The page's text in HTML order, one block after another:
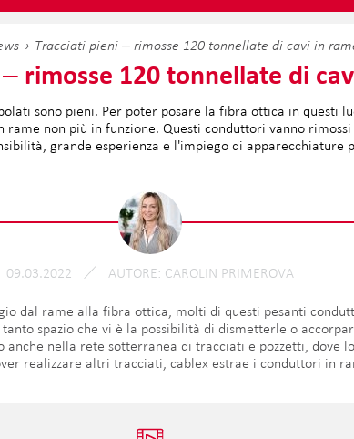
Tracciati pieni ‒ rimosse 120 tonnellate di cavi in
rimosse 120 tonnellate di
sono pieni. Per poter posare la fibra ottica in questi
rame non più in funzione. Questi conduttori vanno
grande esperienza e l'impiego di apparecchiature
09.03.2022 AUTORE CAROLIN PRIMEROVA
dal rame alla fibra ottica, molti di questi pesanti
spazio che vi è la possibilità di dismetterle o
anche nella rete sotterranea di tracciati e pozzetti, dove
realizzare altri tracciati, cablex estrae i conduttori in